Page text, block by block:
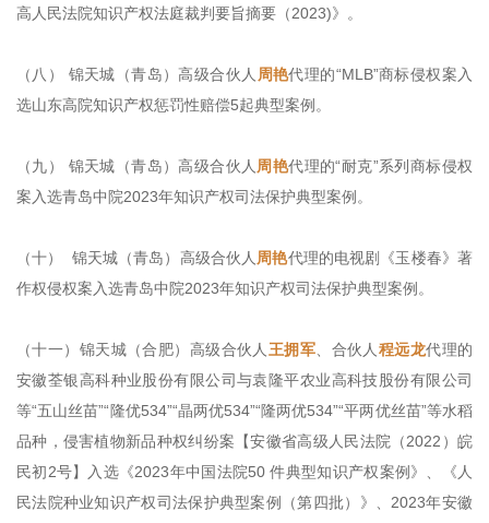
高人民法院知识产权法庭裁判要旨摘要（2023)》。
（八） 锦天城（青岛）高级合伙人 周艳代理的“MLB”商标侵权案入
选山东高院知识产权惩罚性赔偿5起典型案例。
（九） 锦天城（青岛）高级合伙人 周艳代理的“耐克”系列商标侵权
案入选青岛中院2023年知识产权司法保护典型案例。
（十） 锦天城（青岛）高级合伙人 周艳代理的电视剧《玉楼春》著
作权侵权案入选青岛中院2023年知识产权司法保护典型案例。
（十一）锦天城（合肥）高级合伙人 王拥军 、合伙人 程远龙代理的
安徽荃银高科种业股份有限公司与袁隆平农业高科技股份有限公司
等“五山丝苗”“隆优534”“晶两优534”“隆两优534”“平两优丝苗”等水稻
品种，侵害植物新品种权纠纷案【安徽省高级人民法院（2022）皖
民初2号】入选《2023年中国法院50 件典型知识产权案例》、《人
民法院种业知识产权司法保护典型案例（第四批）》、2023年安徽